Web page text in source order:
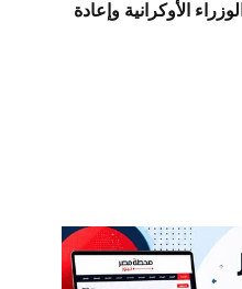
الأوكرانية وإعادة